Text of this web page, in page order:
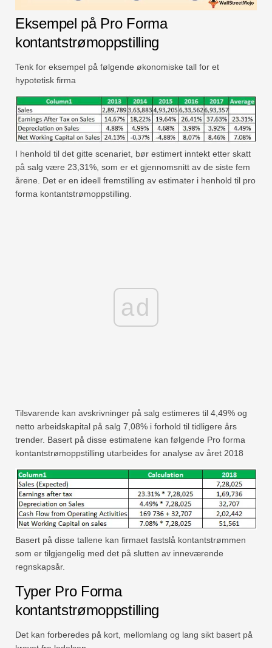
Eksempel på Pro Forma
kontantstrømoppstilling
Tenk for eksempel på følgende økonomiske tall for et
hypotetisk firma
I henhold til det gitte scenariet, bør estimert inntekt etter skatt
på salg være 23,31%, som er et gjennomsnitt av de siste fem
årene. Det er en ideell fremstilling av estimater i henhold til pro
forma kontantstrømoppstilling.
ad
Tilsvarende kan avskrivninger på salg estimeres til 4,49% og
netto arbeidskapital på salg 7,08% i forhold til tidligere års
trender. Basert på disse estimatene kan følgende Pro forma
kontantstrømoppstilling utarbeides for analyse av året 2018
Basert på disse tallene kan firmaet fastslå kontantstrømmen
som er tilgjengelig med det på slutten av inneværende
regnskapsår.
Typer Pro Forma
kontantstrømoppstilling
Det kan forberedes på kort, mellomlang og lang sikt basert på